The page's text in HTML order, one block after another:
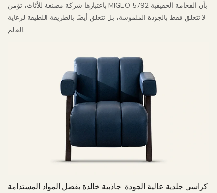
باعتبارها شركة مصنعة للأثاث، تؤمن MIGLIO 5792 بأن الفخامة الحقيقية
لا تتعلق فقط بالجودة الملموسة، بل تتعلق أيضًا بالطريقة اللطيفة لرعاية
العالم.
كراسي جلدية عالية الجودة: جاذبية خالدة بفضل المواد المستدامة